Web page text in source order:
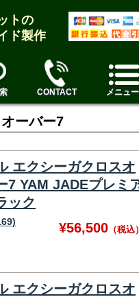
トの
ド製作
CONTACT メニュー
ーバー7
エクシーガクロスオ
7 YAM JADEプレミ
ック
¥56,500 （税込
エクシーガクロスオ